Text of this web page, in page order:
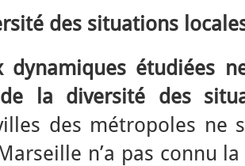
des situations
dynamiques étudiées
la diversité des
des métropoles ne
n’a pas connu